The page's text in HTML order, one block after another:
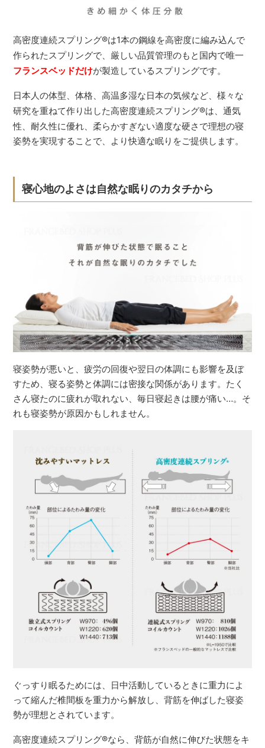
高密度連続スプリング®は1本の鋼線を高密度に編み込んで
作られたスプリングで、厳しい品質管理のもと国内で唯一
フランスベッドだけが製造しているスプリングです。
日本人の体型、体格、高温多湿な日本の気候など、様々な
研究を重ねて作り出した高密度連続スプリング®は、通気
性、耐久性に優れ、柔らかすぎない適度な硬さで理想の寝
姿勢を実現することで、より快適な眠りをご提供します。
寝心地のよさは自然な眠りのカタチから
寝姿勢が悪いと、疲労の回復や翌日の体調にも影響を及ぼ
すため、寝る姿勢と体調には密接な関係があります。たく
さん寝たのに疲れが取れない、毎日寝起きは腰が痛い…。そ
れも寝姿勢が原因かもしれません。
ぐっすり眠るためには、日中活動しているときに重力によ
って縮んだ椎間板を重力から解放し、背筋を伸ばした寝姿
勢が理想とされています。
高密度連続スプリング®なら、背筋が自然に伸びた状態をキ